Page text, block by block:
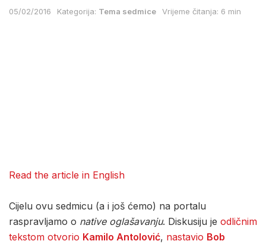
05/02/2016 Kategorija: Tema sedmice Vrijeme čitanja: 6 min
Read the article in English
Cijelu ovu sedmicu (a i još ćemo) na portalu
raspravljamo o native oglašavanju. Diskusiju je odličnim
tekstom otvorio Kamilo Antolović, nastavio Bob